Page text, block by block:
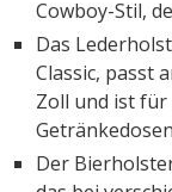
Cowboy-Stil,
Das
Classic, passt
Zoll und ist
Der